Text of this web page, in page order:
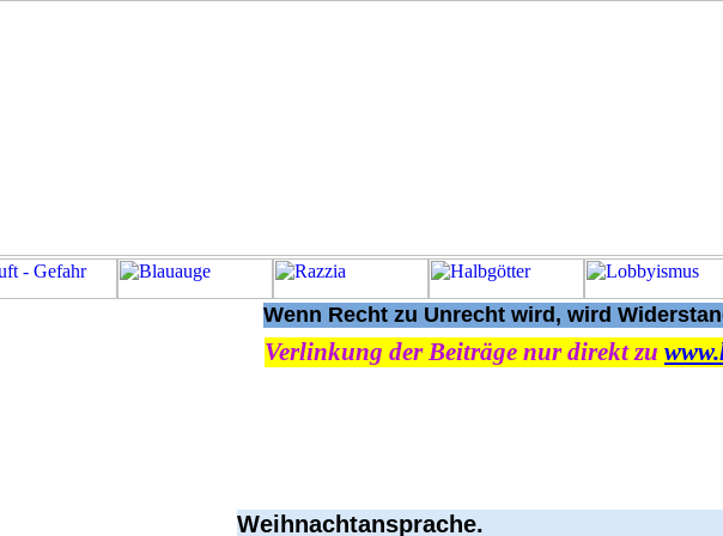
Wenn Recht zu Unrecht wird, wird
Verlinkung der Beiträge nur direkt zu
Weihnachtansprache.